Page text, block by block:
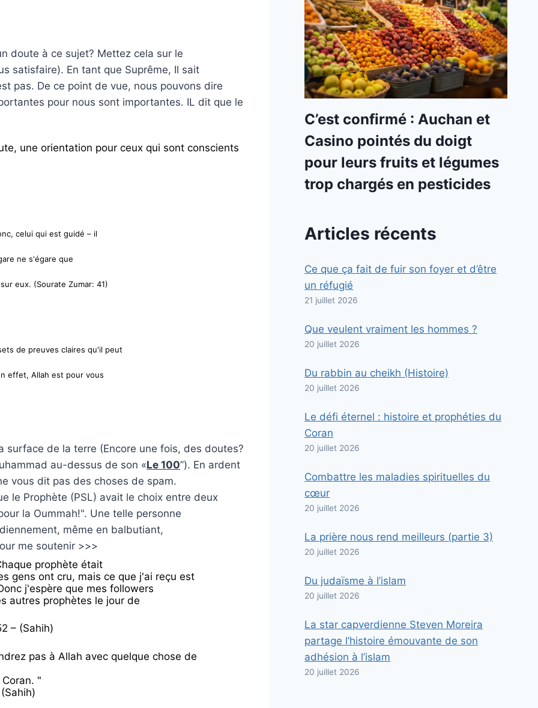
doute à ce sujet? Mettez cela sur le
satisfaire). En tant que Suprême, Il sait
pas. De ce point de vue, nous pouvons dire
pour nous sont importantes. IL dit que le
une orientation pour ceux qui sont conscients
celui qui est guidé – il
ne s'égare que
eux. (Sourate Zumar: 41)
de preuves claires qu'il peut
effet, Allah est pour vous
surface de la terre (Encore une fois, des doutes?
au-dessus de son «Le 100”). En ardent
vous dit pas des choses de spam.
le Prophète (PSL) avait le choix entre deux
la Oummah!". Une telle personne
même en balbutiant,
me soutenir >>>
prophète était
gens ont cru, mais ce que j'ai reçu est
j'espère que mes followers
autres prophètes le jour de
– (Sahih)
pas à Allah avec quelque chose de
"
C’est confirmé : Auchan et
Casino pointés du doigt
pour leurs fruits et légumes
trop chargés en pesticides
Articles récents
Ce que ça fait de fuir son foyer et d’être
un réfugié
21 juillet 2026
Que veulent vraiment les hommes ?
20 juillet 2026
Du rabbin au cheikh (Histoire)
20 juillet 2026
Le défi éternel : histoire et prophéties du
Coran
20 juillet 2026
Combattre les maladies spirituelles du
cœur
20 juillet 2026
La prière nous rend meilleurs (partie 3)
20 juillet 2026
Du judaïsme à l’islam
20 juillet 2026
La star capverdienne Steven Moreira
partage l’histoire émouvante de son
adhésion à l’islam
20 juillet 2026